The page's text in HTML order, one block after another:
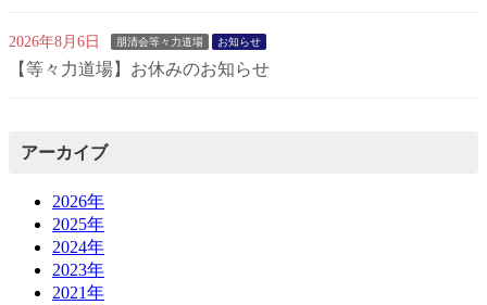
2026年8月6日 朋清会等々力道場 お知らせ
【等々力道場】お休みのお知らせ
アーカイブ
2026年
2025年
2024年
2023年
2021年